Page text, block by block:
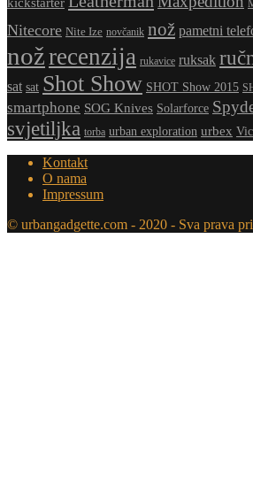
Nitecore Nite Ize novčanik nož pametni
nožrecenzija rukavice ruksak
sat sat Shot Show SHOT Show 2015
smartphone SOG Knives Solarforce
svjetiljka torba urban exploration urbex
Kontakt
O nama
Impressum
© urbangadgette.com - 2020 - Sva prava